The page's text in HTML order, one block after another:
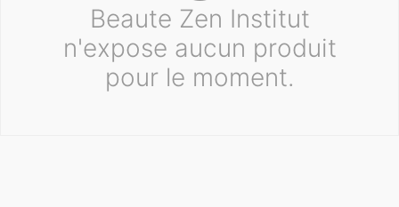
Beaute Zen Institut
n'expose aucun produit
pour le moment.